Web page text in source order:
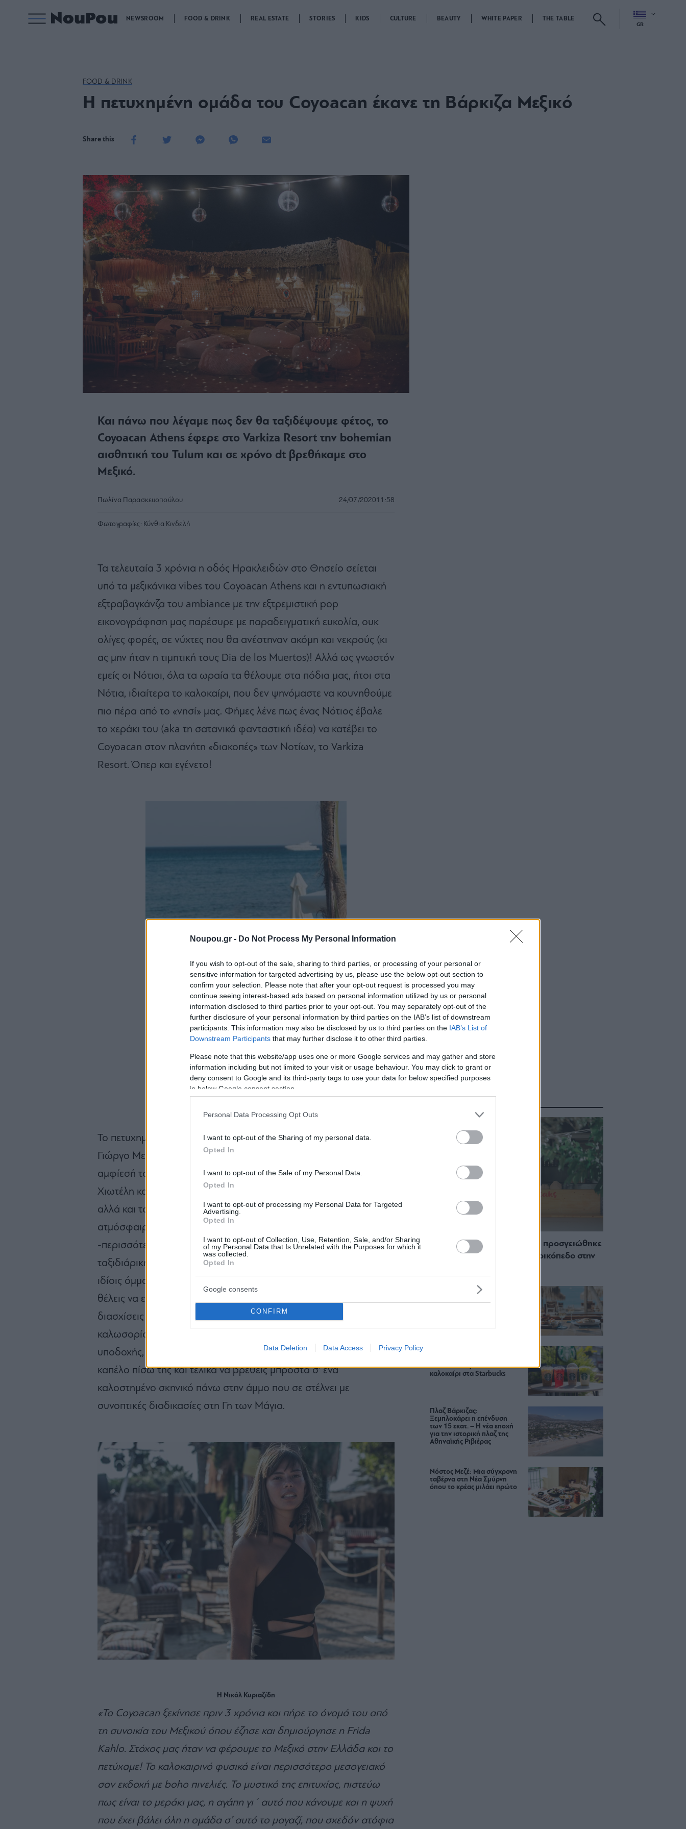
Noupou.gr - Do Not Process My Personal Information
If you wish to opt-out of the sale, sharing to third parties, or processing of your personal or
sensitive information for targeted advertising by us, please use the below opt-out section to
confirm your selection. Please note that after your opt-out request is processed you may
continue seeing interest-based ads based on personal information utilized by us or personal
information disclosed to third parties prior to your opt-out. You may separately opt-out of the
further disclosure of your personal information by third parties on the IAB’s list of downstream
participants. This information may also be disclosed by us to third parties on the IAB’s List of
Downstream Participants that may further disclose it to other third parties.
Please note that this website/app uses one or more Google services and may gather and store
information including but not limited to your visit or usage behaviour. You may click to grant or
deny consent to Google and its third-party tags to use your data for below specified purposes
in below Google consent section.
Personal Data Processing Opt Outs
I want to opt-out of the Sharing of my personal data.
Opted In
I want to opt-out of the Sale of my Personal Data.
Opted In
I want to opt-out of processing my Personal Data for Targeted
Advertising.
Opted In
I want to opt-out of Collection, Use, Retention, Sale, and/or Sharing
of my Personal Data that Is Unrelated with the Purposes for which it
was collected.
Opted In
Google consents
CONFIRM
Data Deletion Data Access Privacy Policy
NEWSROOM FOOD & DRINK REAL ESTATE STORIES KIDS CULTURE BEAUTY WHITE PAPER THE TABLE
GR
FOOD & DRINK
Η πετυχημένη ομάδα του Coyoacan έκανε τη Βάρκιζα Μεξικό
Share this
Και πάνω που λέγαμε πως δεν θα ταξιδέψουμε φέτος, το
Coyoacan Athens έφερε στο Varkiza Resort την bohemian
αισθητική του Tulum και σε χρόνο dt βρεθήκαμε στο
Μεξικό.
Πωλίνα Παρασκευοπούλου 24/07/202011:58
Φωτογραφίες: Κύνθια Κινδελή
Τα τελευταία 3 χρόνια η οδός Ηρακλειδών στο Θησείο σείεται
υπό τα μεξικάνικα vibes του Coyoacan Athens και η εντυπωσιακή
εξτραβαγκάνζα του ambiance με την εξτρεμιστική pop
εικονογράφηση μας παρέσυρε με παραδειγματική ευκολία, ουκ
ολίγες φορές, σε νύχτες που θα ανέστηναν ακόμη και νεκρούς (κι
ας μην ήταν η τιμητική τους Dia de los Muertos)! Αλλά ως γνωστόν
εμείς οι Νότιοι, όλα τα ωραία τα θέλουμε στα πόδια μας, ήτοι στα
Νότια, ιδιαίτερα το καλοκαίρι, που δεν ψηνόμαστε να κουνηθούμε
πιο πέρα από το «νησί» μας. Φήμες λένε πως ένας Νότιος έβαλε
το χεράκι του (aka τη σατανικά φανταστική ιδέα) να κατέβει το
Coyoacan στον πλανήτη «διακοπές» των Νοτίων, το Varkiza
Resort. Όπερ και εγένετο!
Το πετυχημένο project που ανήκει στους Αλεξάνδρα Δράκου,
Γιώργο Μελισσάρη και Γιάννη Μωράκη, φόρεσε τη πιο boho
αμφίεσή του υπό την καθοδήγηση του Interior Designer Στράτου
Χιωτέλη και δεν μας έφερε μόνο τη filosofia Mexicana στα Νότια
αλλά και τα boho vibes του Tulum. Ακριβώς δηλαδή, τη χαλαρή
ατμόσφαιρα που αναζητούμε τα καλοκαίρια μας, επιφορτισμένη
-περισσότερο αυτή τη χρονιά λόγω των περιστάσεων- από τη
ταξιδιάρικη διάθεση που μας έχει λείψει. Θα το διαπιστώσεις και
ιδίοις όμμασι. Δε γίνεται να μπεις στο Varkiza Resort και να μη
θέλεις να εισέλθεις στον εντυπωσιακό κόσμο του Coyoacan, να
διασχίσεις την πυραμίδα από bamboo στην είσοδο, να σε
καλωσορίσει η εξωτική Νικόλ, η ευγένεια και το χαμόγελο της
υποδοχής, να χαθείς λίγο στον πίνακα με τον σκελετό με το
καπέλο πίσω της και τελικά να βρεθείς μπροστά σ’ ένα
καλοστημένο σκηνικό πάνω στην άμμο που σε στέλνει με
συνοπτικές διαδικασίες στη Γη των Μάγια.
Η Νικόλ Κυριαζίδη
«Το Coyoacan ξεκίνησε πριν 3 χρόνια και πήρε το όνομά του από
τη συνοικία του Μεξικού όπου έζησε και δημιούργησε η Frida
Kahlo. Στόχος μας ήταν να φέρουμε το Μεξικό στην Ελλάδα και το
πετύχαμε! Το καλοκαιρινό φυσικά είναι περισσότερο μεσογειακό
σαν εκδοχή με boho πινελιές. Το μυστικό της επιτυχίας, πιστεύω
πως είναι το μεράκι μας, η αγάπη γι΄ αυτό που κάνουμε και η ψυχή
που έχει βάλει όλη η ομάδα σ’ αυτό το μαγαζί, που σχεδόν ατόφια
ΔΙΑΒΑΣΤΕ ΑΚΟΜΑ
Staks: Πώς μια cool καντίνα προσγειώθηκε
(και ρίζωσε) σε ένα αθέατο οικόπεδο στην
Από brunch μέχρι δείπνο
που θα πίνεις όλο το
καλοκαίρι στα Starbucks
Πλαζ Βάρκιζας:
Ξεμπλοκάρει η επένδυση
των 15 εκατ. – Η νέα εποχή
για την ιστορική πλαζ της
Αθηναϊκής Ριβιέρας
Νόστος Μεζέ: Μια σύγχρονη
ταβέρνα στη Νέα Σμύρνη
όπου το κρέας μιλάει πρώτο